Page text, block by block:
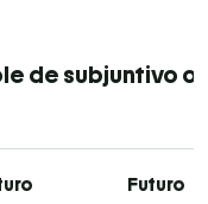
de subjuntivo o
Futuro